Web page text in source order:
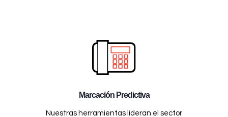
Marcación Predictiva
Nuestras herramientas lideran el sector